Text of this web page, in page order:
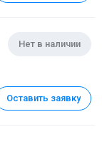
Нет в наличии
Оставить заявку